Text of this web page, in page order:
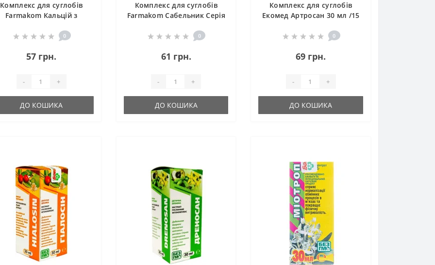
Комплекс для суглобів
Farmakom Кальцій з
"Вітамін - ка" 100 таб
0
57 грн.
- +
ДО КОШИКА
Комплекс для суглобів
Farmakom Сабельник Серія
0
61 грн.
- +
ДО КОШИКА
Комплекс для суглобів
Екомед Артросан 30 мл /15
0
69 грн.
- +
ДО КОШИКА